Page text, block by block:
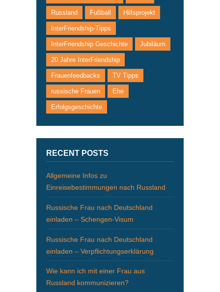
Russland Fußball Hilfsprojekt
InterFriendship-Tipps
InterFriendship Geschichte Jubiläum
20 Jahre InterFriendship
Frauenfeedbacks TV Tipps
russische Frauen Ehe
Erfolgsgeschichte
RECENT POSTS
Allgemeine Infos zu
Einreisebestimmungen nach Russland
Russische Frau nach Deutschland
einladen – Schengen-Visum
Russische Frau nach Deutschland
einladen – Verpflichtungserklärung
Wie kann ich mit einer Frau aus
Russland kommunizieren?